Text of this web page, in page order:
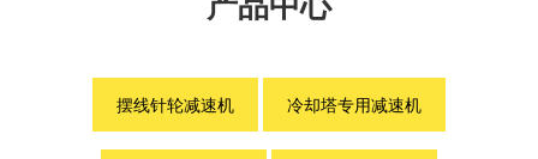
摆线针轮减速机 冷却塔专用减速机